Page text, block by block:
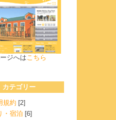
ジへは こちら
カテゴリー
規約 [2]
・宿泊 [6]